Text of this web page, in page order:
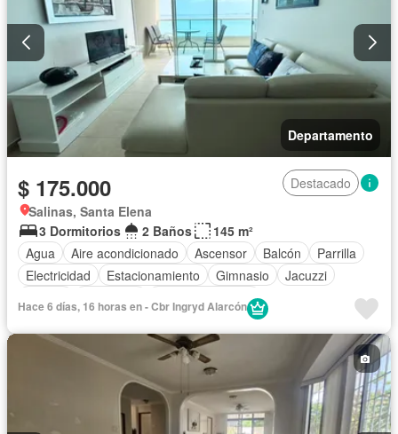
Departamento
$ 175.000
Destacado
Salinas, Santa Elena
3 Dormitorios
2 Baños
145 m²
Agua
Aire acondicionado Ascensor Balcón
Parrilla
Electricidad
Estacionamiento Gimnasio
Jacuzzi
Vista panorámica
Hace 6 días, 16 horas en - Cbr Ingryd Alarcón